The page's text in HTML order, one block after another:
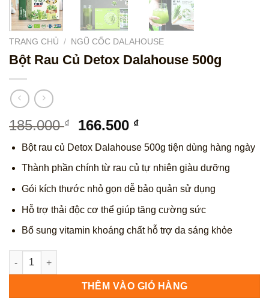
TRANG CHỦ / NGŨ CỐC DALAHOUSE
Bột Rau Củ Detox Dalahouse 500g
185.000₫
Giá
là:
185.000 ₫.
166.500 ₫Giá
tại
là:
166.500 ₫.
Bột rau củ Detox Dalahouse 500g tiện dùng hàng ngày
Thành phần chính từ rau củ tự nhiên giàu dưỡng
Gói kích thước nhỏ gọn dễ bảo quản sử dụng
Hỗ trợ thải độc cơ thể giúp tăng cường sức
Bổ sung vitamin khoáng chất hỗ trợ da sáng khỏe
Bột Rau Củ Detox Dalahouse 500g số lượng
THÊM VÀO GIỎ HÀNG